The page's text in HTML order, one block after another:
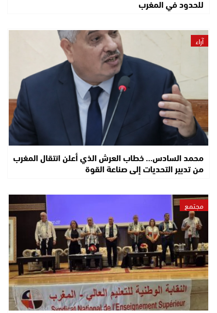
للحدود في المغرب
آراء
محمد السادس… خطاب العرش الذي أعلن انتقال المغرب
من تدبير التحديات إلى صناعة القوة
مجتمع